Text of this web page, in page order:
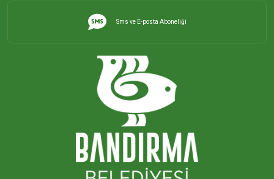
Sms ve E-posta Aboneliği